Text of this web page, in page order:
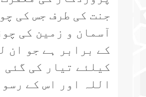
جنت کی طرف جس کی
آسمان و زمین کی
کے برابر ہے جو ان
کیلئے تیار کی گئی
اللہ اور اس کے